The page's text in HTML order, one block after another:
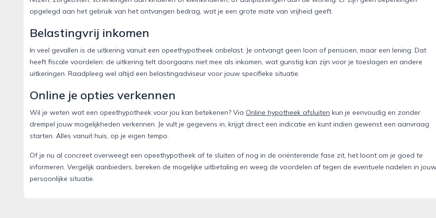
opgelegd aan het gebruik van het ontvangen bedrag, wat je een grote mate van vrijheid geeft.
Belastingvrij inkomen
In veel gevallen is de uitkering vanuit een opeethypotheek onbelast. Je ontvangt geen loon of pensioen, maar een lening. Dat
heeft fiscale voordelen: de uitkering telt doorgaans niet mee als inkomen, wat gunstig kan zijn voor je toeslagen en andere
uitkeringen. Raadpleeg wel altijd een belastingadviseur voor jouw specifieke situatie.
Online je opties verkennen
Wil je weten wat een opeethypotheek voor jou kan betekenen? Via Online hypotheek afsluiten kun je eenvoudig en zonder
drempel jouw mogelijkheden verkennen. Je vult je gegevens in, krijgt direct een indicatie en kunt indien gewenst een aanvraag
starten. Alles vanuit huis, op je eigen tempo.
Of je nu al concreet overweegt een opeethypotheek af te sluiten of nog in de oriënterende fase zit, het loont om je goed te
informeren. Vergelijk aanbieders, bereken de mogelijke uitbetaling en weeg de voordelen af tegen de eventuele nadelen in jouw
persoonlijke situatie.